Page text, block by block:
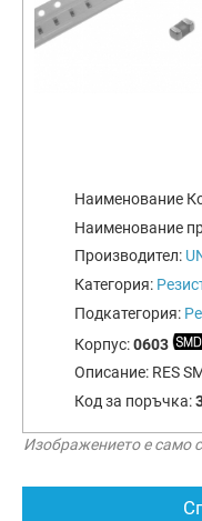
Наименование
Наименование
Производител:
Категория:
Подкатегория:
Корпус:0603
Описание: RES
Код за поръчка:
Изображението е само